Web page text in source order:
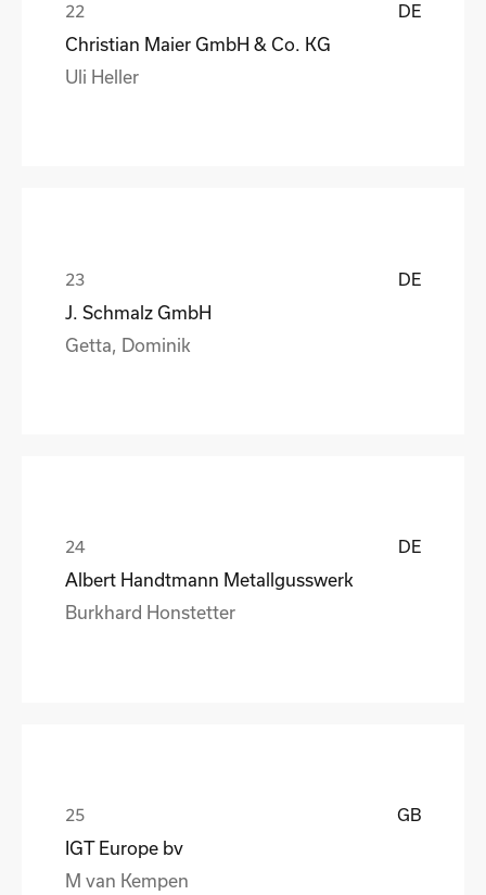
DE
Christian Maier GmbH & Co. KG
Uli Heller
DE
J. Schmalz GmbH
Getta, Dominik
DE
Albert Handtmann Metallgusswerk
Burkhard Honstetter
GB
IGT Europe bv
M van Kempen